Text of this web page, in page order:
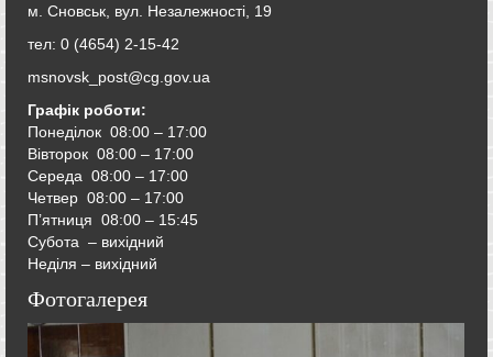
м. Сновськ, вул. Незалежності, 19
тел: 0 (4654) 2-15-42
msnovsk_post@cg.gov.ua
Графік роботи:
Понеділок 08:00 – 17:00
Вівторок 08:00 – 17:00
Середа 08:00 – 17:00
Четвер 08:00 – 17:00
П’ятниця 08:00 – 15:45
Субота – вихідний
Неділя – вихідний
Фотогалерея